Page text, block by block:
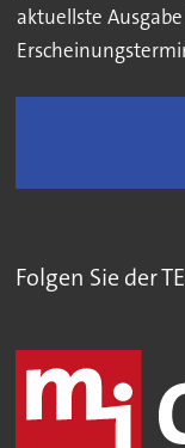
aktuellste
Folgen Sie der